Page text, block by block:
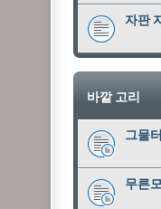
자판
바깥 고리
그물터
무른모